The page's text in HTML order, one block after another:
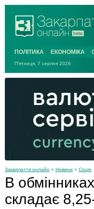
ПОЛІТИКА ЕКОНОМІКА
П'ятниця, 7 серпня 2026
Закарпаття онлайн » Новини » Соціо
В
складає